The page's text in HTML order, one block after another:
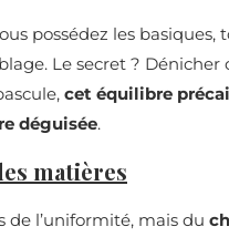
possédez les basiques,
Le secret ? Dénicher
cet équilibre
déguisée.
matières
de l’uniformité, mais du